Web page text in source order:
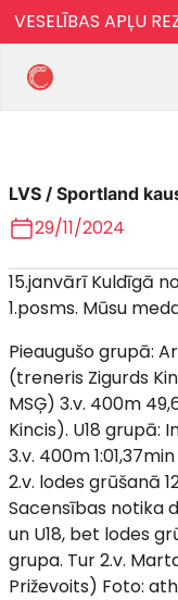
VESELĪBAS APĻU
LVS / Sportland
29/11/2024
15.janvārī Kuldīgā
1.posms. Mūsu
Pieaugušo grupā:
(treneris Zigurds
MSĢ) 3.v. 400m
Kincis). U18 grupā:
3.v. 400m
2.v. lodes grūšanā
Sacensības notika
un U18, bet lodes
grupa. Tur 2.v.
Priževoits) Foto: